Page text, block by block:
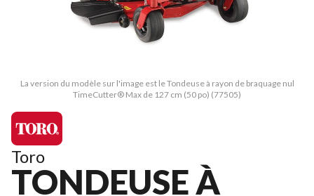
La version du modèle sur l'image est le Tondeuse à rayon de braquage nul
TimeCutter® Max de 127 cm (50 po) (77505)
Toro
TONDEUSE À